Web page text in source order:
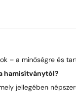
– a minőségre és
hamisítványtól?
jellegében